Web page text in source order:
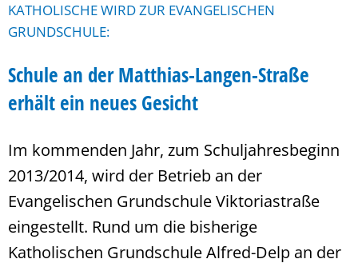
KATHOLISCHE WIRD ZUR EVANGELISCHEN
GRUNDSCHULE:
Schule an der Matthias-Langen-Straße
erhält ein neues Gesicht
Im kommenden Jahr, zum Schuljahresbeginn
2013/2014, wird der Betrieb an der
Evangelischen Grundschule Viktoriastraße
eingestellt. Rund um die bisherige
Katholischen Grundschule Alfred-Delp an der